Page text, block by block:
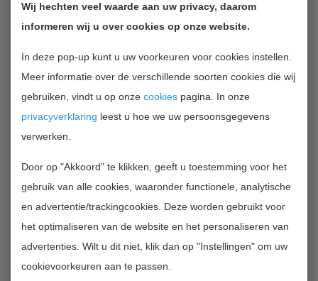
Wij hechten veel waarde aan uw privacy, daarom
informeren wij u over cookies op onze website.
In deze pop-up kunt u uw voorkeuren voor cookies instellen.
Meer informatie over de verschillende soorten cookies die wij
gebruiken, vindt u op onze cookies pagina. In onze
privacyverklaring leest u hoe we uw persoonsgegevens
verwerken.
Door op "Akkoord" te klikken, geeft u toestemming voor het
gebruik van alle cookies, waaronder functionele, analytische
en advertentie/trackingcookies. Deze worden gebruikt voor
het optimaliseren van de website en het personaliseren van
advertenties. Wilt u dit niet, klik dan op "Instellingen" om uw
cookievoorkeuren aan te passen.
for submitting preliminary proposals is August 30, 2012.
The aim of the subsidy is to stimulate investments in
scientifically innovational apparatus or data collections
of national and international importance.
Universities, NWO institutes, scientific libraries and
information-providing academic institutions may
apply. The budget amounts approximately to €
Applications should range from € 110,000 to €
1,500,000. The applicant’s own minimum contribution is
25%.